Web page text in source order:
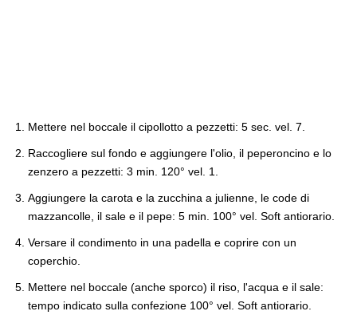
Mettere nel boccale il cipollotto a pezzetti: 5 sec. vel. 7.
Raccogliere sul fondo e aggiungere l'olio, il peperoncino e lo
zenzero a pezzetti: 3 min. 120° vel. 1.
Aggiungere la carota e la zucchina a julienne, le code di
mazzancolle, il sale e il pepe: 5 min. 100° vel. Soft antiorario.
Versare il condimento in una padella e coprire con un
coperchio.
Mettere nel boccale (anche sporco) il riso, l'acqua e il sale:
tempo indicato sulla confezione 100° vel. Soft antiorario.